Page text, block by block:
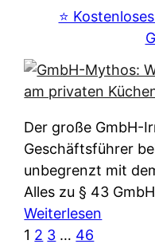
s
i
c
h
e
t
d
n
w
l
c
h
e
n
e
r
k
l
ä
u
⭐️
Der große GmbH-
Geschäftsführer
unbegrenzt mit
Alles zu § 43
Weiterlesen
1 2 3 … 46